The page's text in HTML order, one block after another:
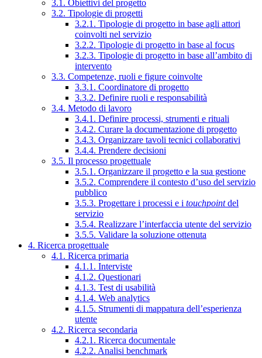
3.1. Obiettivi del progetto
3.2. Tipologie di progetti
3.2.1. Tipologie di progetto in base agli attori
coinvolti nel servizio
3.2.2. Tipologie di progetto in base al focus
3.2.3. Tipologie di progetto in base all’ambito di
intervento
3.3. Competenze, ruoli e figure coinvolte
3.3.1. Coordinatore di progetto
3.3.2. Definire ruoli e responsabilità
3.4. Metodo di lavoro
3.4.1. Definire processi, strumenti e rituali
3.4.2. Curare la documentazione di progetto
3.4.3. Organizzare tavoli tecnici collaborativi
3.4.4. Prendere decisioni
3.5. Il processo progettuale
3.5.1. Organizzare il progetto e la sua gestione
3.5.2. Comprendere il contesto d’uso del servizio
pubblico
3.5.3. Progettare i processi e i touchpointdel
servizio
3.5.4. Realizzare l’interfaccia utente del servizio
3.5.5. Validare la soluzione ottenuta
4. Ricerca progettuale
4.1. Ricerca primaria
4.1.1. Interviste
4.1.2. Questionari
4.1.3. Test di usabilità
4.1.4. Web analytics
4.1.5. Strumenti di mappatura dell’esperienza
utente
4.2. Ricerca secondaria
4.2.1. Ricerca documentale
4.2.2. Analisi benchmark